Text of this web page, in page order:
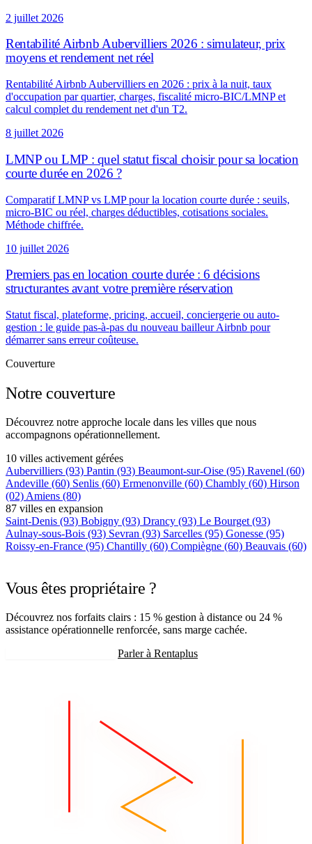
2 juillet 2026
Rentabilité Airbnb Aubervilliers 2026 : simulateur, prix
moyens et rendement net réel
Rentabilité Airbnb Aubervilliers en 2026 : prix à la nuit, taux
d'occupation par quartier, charges, fiscalité micro-BIC/LMNP et
calcul complet du rendement net d'un T2.
8 juillet 2026
LMNP ou LMP : quel statut fiscal choisir pour sa location
courte durée en 2026 ?
Comparatif LMNP vs LMP pour la location courte durée : seuils,
micro-BIC ou réel, charges déductibles, cotisations sociales.
Méthode chiffrée.
10 juillet 2026
Premiers pas en location courte durée : 6 décisions
structurantes avant votre première réservation
Statut fiscal, plateforme, pricing, accueil, conciergerie ou auto-
gestion : le guide pas-à-pas du nouveau bailleur Airbnb pour
démarrer sans erreur coûteuse.
Couverture
Notre couverture
Découvrez notre approche locale dans les villes que nous
accompagnons opérationnellement.
10 villes activement gérées
Aubervilliers (93) Pantin (93) Beaumont-sur-Oise (95) Ravenel (60)
Andeville (60) Senlis (60) Ermenonville (60) Chambly (60) Hirson
(02) Amiens (80)
87 villes en expansion
Saint-Denis (93) Bobigny (93) Drancy (93) Le Bourget (93)
Aulnay-sous-Bois (93) Sevran (93) Sarcelles (95) Gonesse (95)
Roissy-en-France (95) Chantilly (60) Compiègne (60) Beauvais (60)
Vous êtes propriétaire ?
Découvrez nos forfaits clairs : 15 % gestion à distance ou 24 %
assistance opérationnelle renforcée, sans marge cachée.
Parler à Rentaplus